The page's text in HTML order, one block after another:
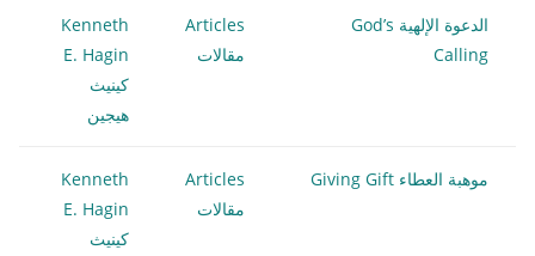
الدعوة الإلهية God’s
Calling
Articles
مقالات
Kenneth
E. Hagin
كينيث
هيجين
موهبة العطاء Giving Gift
Articles
مقالات
Kenneth
E. Hagin
كينيث